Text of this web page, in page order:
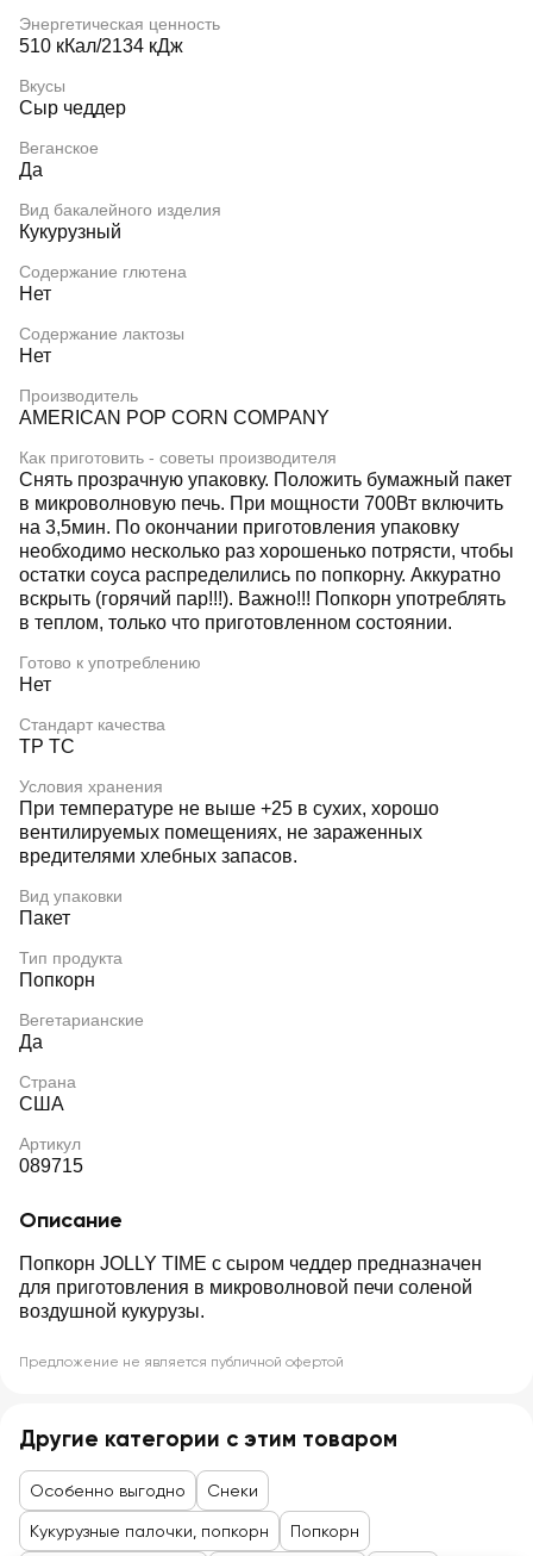
Энергетическая ценность
510 кКал/2134 кДж
Вкусы
Сыр чеддер
Веганское
Да
Вид бакалейного изделия
Кукурузный
Содержание глютена
Нет
Содержание лактозы
Нет
Производитель
AMERICAN POP CORN COMPANY
Как приготовить - советы производителя
Снять прозрачную упаковку. Положить бумажный пакет
в микроволновую печь. При мощности 700Вт включить
на 3,5мин. По окончании приготовления упаковку
необходимо несколько раз хорошенько потрясти, чтобы
остатки соуса распределились по попкорну. Аккуратно
вскрыть (горячий пар!!!). Важно!!! Попкорн употреблять
в теплом, только что приготовленном состоянии.
Готово к употреблению
Нет
Стандарт качества
ТР ТС
Условия хранения
При температуре не выше +25 в сухих, хорошо
вентилируемых помещениях, не зараженных
вредителями хлебных запасов.
Вид упаковки
Пакет
Тип продукта
Попкорн
Вегетарианские
Да
Страна
США
Артикул
089715
Описание
Попкорн JOLLY TIME с сыром чеддер предназначен
для приготовления в микроволновой печи соленой
воздушной кукурузы.
Предложение не является публичной офертой
Другие категории с этим товаром
Особенно выгодно Снеки
Кукурузные палочки, попкорн Попкорн